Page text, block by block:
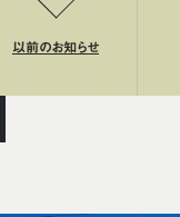
以前のお知らせ